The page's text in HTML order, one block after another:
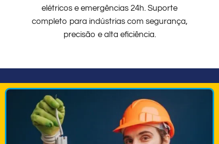
elétricos e emergências 24h. Suporte
completo para indústrias com segurança,
precisão e alta eficiência.